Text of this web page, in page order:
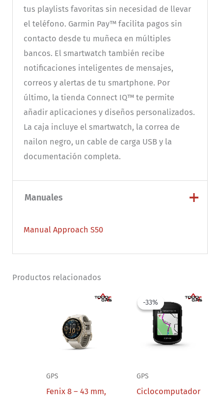
tus playlists favoritas sin necesidad de llevar
el teléfono. Garmin Pay™ facilita pagos sin
contacto desde tu muñeca en múltiples
bancos. El smartwatch también recibe
notificaciones inteligentes de mensajes,
correos y alertas de tu smartphone. Por
último, la tienda Connect IQ™ te permite
añadir aplicaciones y diseños personalizados.
La caja incluye el smartwatch, la correa de
nailon negro, un cable de carga USB y la
documentación completa.
Manuales
Manual Approach S50
Productos relacionados
GPS
Fenix 8 – 43 mm,
-33%
-33%
GPS
Ciclocomputador